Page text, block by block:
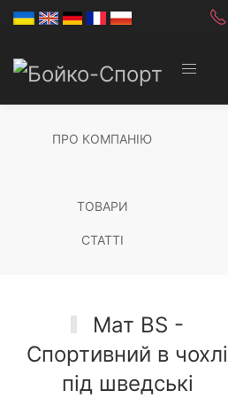
ПРО КОМПАНІЮ
ТОВАРИ
СТАТТІ
Мат BS -
Спортивний в чохлі
під шведські